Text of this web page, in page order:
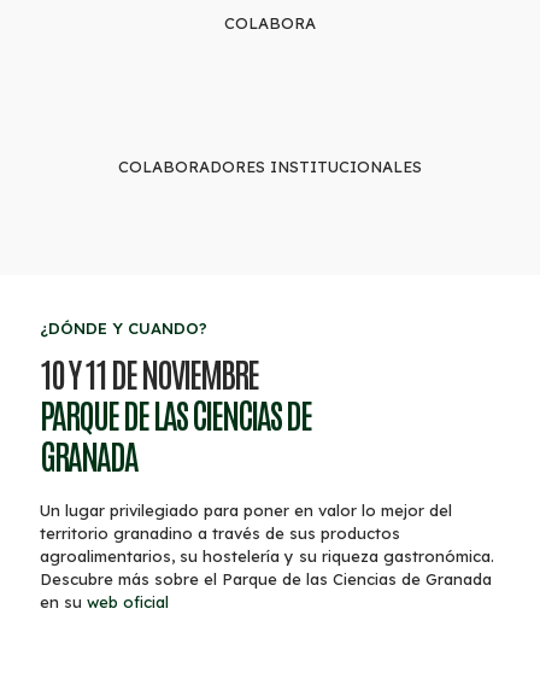
COLABORA
COLABORADORES INSTITUCIONALES
¿DÓNDE Y CUANDO?
10 Y 11 DE NOVIEMBRE
PARQUE DE LAS CIENCIAS DE
GRANADA
Un lugar privilegiado para poner en valor lo mejor del
territorio granadino a través de sus productos
agroalimentarios, su hostelería y su riqueza gastronómica.
Descubre más sobre el Parque de las Ciencias de Granada
en su web oficial